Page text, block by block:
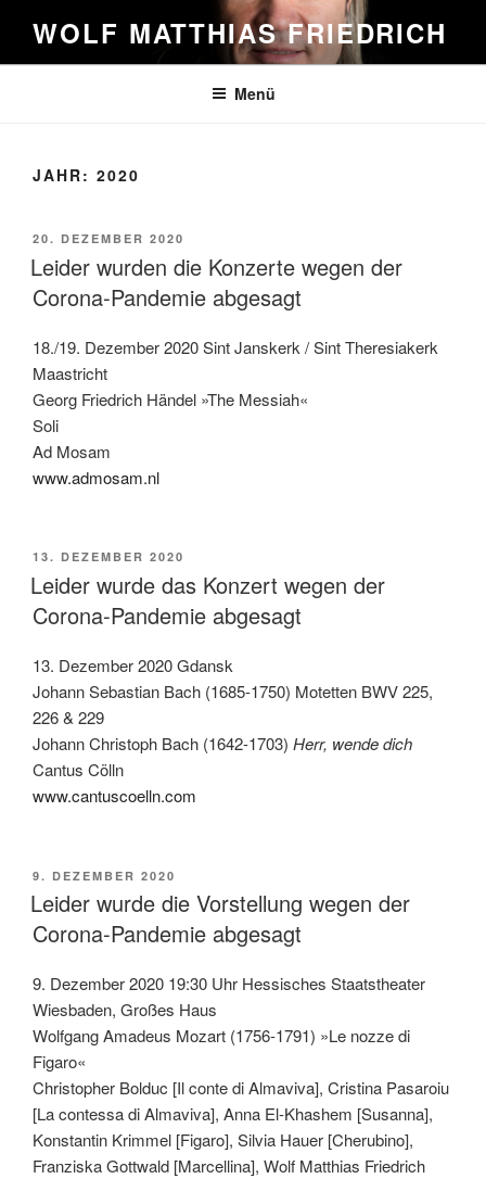
Inhalt
springen
WOLF MATTHIAS FRIEDRICH
Menü
JAHR: 2020
VERÖFFENTLICHT
AM
20. DEZEMBER 2020
Leider wurden die Konzerte wegen der
Corona-Pandemie abgesagt
18./19. Dezember 2020 Sint Janskerk / Sint Theresiakerk
Maastricht
Georg Friedrich Händel »The Messiah«
Soli
Ad Mosam
www.admosam.nl
VERÖFFENTLICHT
AM
13. DEZEMBER 2020
Leider wurde das Konzert wegen der
Corona-Pandemie abgesagt
13. Dezember 2020 Gdansk
Johann Sebastian Bach (1685-1750) Motetten BWV 225,
226 & 229
Johann Christoph Bach (1642-1703) Herr, wende dich
Cantus Cölln
www.cantuscoelln.com
VERÖFFENTLICHT
AM
9. DEZEMBER 2020
Leider wurde die Vorstellung wegen der
Corona-Pandemie abgesagt
9. Dezember 2020 19:30 Uhr Hessisches Staatstheater
Wiesbaden, Großes Haus
Wolfgang Amadeus Mozart (1756-1791) »Le nozze di
Figaro«
Christopher Bolduc [Il conte di Almaviva], Cristina Pasaroiu
[La contessa di Almaviva], Anna El-Khashem [Susanna],
Konstantin Krimmel [Figaro], Silvia Hauer [Cherubino],
Franziska Gottwald [Marcellina], Wolf Matthias Friedrich